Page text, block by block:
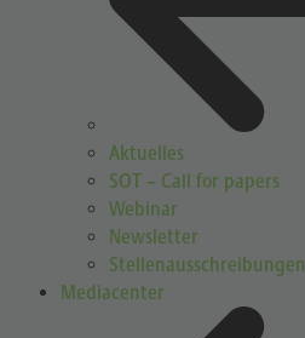
Aktuelles
SOT – Call for papers
Webinar
Newsletter
Stellenausschreibungen
Mediacenter